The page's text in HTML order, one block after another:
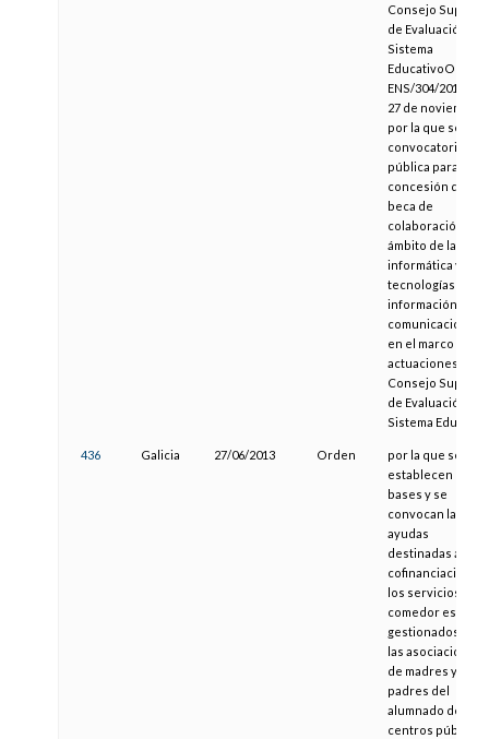
Consejo
de Evaluación del
Sistema
EducativoORDEN
ENS/304/2013, de
27 de noviembre,
por la que se
convocatoria
pública para la
concesión de una
beca de
colaboración en
ámbito de la
informática y las
tecnologías de la
información y las
comunicaciones
en el marco de las
actuaciones del
Consejo
de Evaluación del
Sistema
436 Galicia 27/06/2013 Orden
por la que se
establecen las
bases y se
convocan las
ayudas
destinadas a la
cofinanciación de
los servicios de
comedor escolar
gestionados por
las asociaciones
de madres y
padres del
alumnado de los
centros públicos